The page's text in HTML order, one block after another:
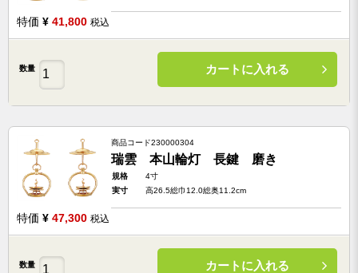
特価 ¥ 41,800 税込
数量 カートに入れる
商品コード230000304
瑞雲 本山輪灯 長鍵 磨き
規格
4寸
実寸
高26.5総巾12.0総奥11.2cm
特価 ¥ 47,300 税込
数量 カートに入れる